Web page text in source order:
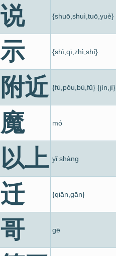
说 {shuō,shuì,tuō,yuè}
示 {shì,qī,zhì,shí}
附近 {fù,pǒu,bù,fū} {jìn,jì}
魔 mó
以上 yǐ shàng
迁 {qiān,gān}
哥 gē